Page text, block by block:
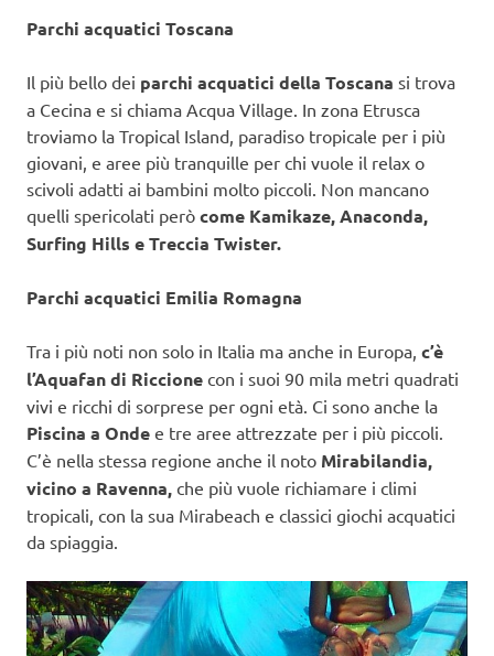
Parchi acquatici Toscana
Il più bello dei parchi acquatici della Toscana si trova
a Cecina e si chiama Acqua Village. In zona Etrusca
troviamo la Tropical Island, paradiso tropicale per i più
giovani, e aree più tranquille per chi vuole il relax o
scivoli adatti ai bambini molto piccoli. Non mancano
quelli spericolati però come Kamikaze, Anaconda,
Surfing Hills e Treccia Twister.
Parchi acquatici Emilia Romagna
Tra i più noti non solo in Italia ma anche in Europa, c’è
l’Aquafan di Riccione con i suoi 90 mila metri quadrati
vivi e ricchi di sorprese per ogni età. Ci sono anche la
Piscina a Onde e tre aree attrezzate per i più piccoli.
C’è nella stessa regione anche il noto Mirabilandia,
vicino a Ravenna, che più vuole richiamare i climi
tropicali, con la sua Mirabeach e classici giochi acquatici
da spiaggia.